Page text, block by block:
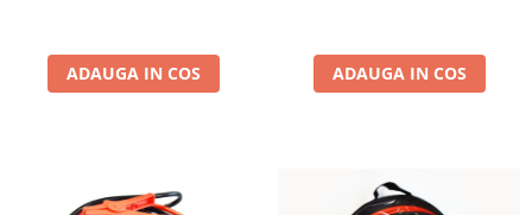
ADAUGA IN COS ADAUGA IN COS